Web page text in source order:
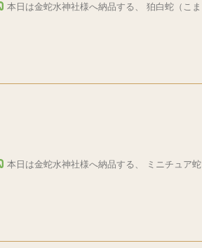
本日は金蛇水神社様へ納品する、 狛白蛇（こま
本日は金蛇水神社様へ納品する、 ミニチュア蛇